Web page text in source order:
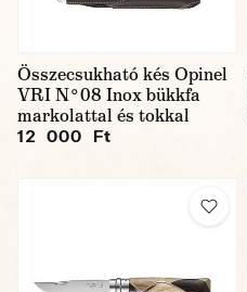
Összecsukható kés Opinel
VRI N°08 Inox bükkfa
markolattal és tokkal
12 000 Ft